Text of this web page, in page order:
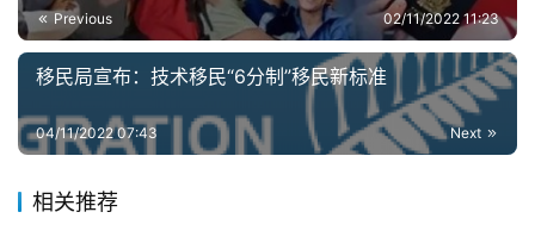
Previous 02/11/2022 11:23
移民局宣布：技术移民“6分制”移民新标准
Next
04/11/2022 07:43
相关推荐